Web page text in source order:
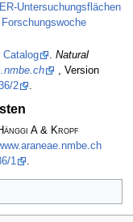
Untersuchungsflächen
Catalog
Natural
, Version
2
A & Kropf
1